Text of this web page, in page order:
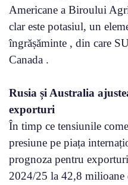
Americane a Biroului
clar este potasiul, un
îngrășăminte , din care
Canada .
Rusia și Australia
exporturi
În timp ce tensiunile
presiune pe piața
prognoza pentru
2024/25 la 42,8 milioane